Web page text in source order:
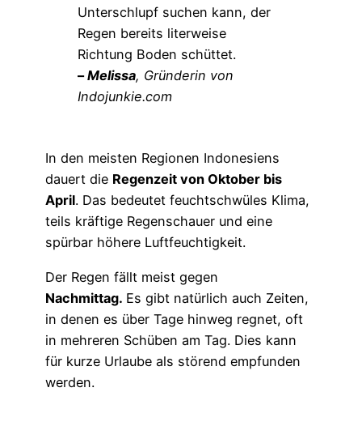
Unterschlupf suchen kann, der
Regen bereits literweise
Richtung Boden schüttet.
–Melissa, Gründerin von
Indojunkie.com
In den meisten Regionen Indonesiens
dauert die Regenzeit von Oktober bis
April. Das bedeutet feuchtschwüles Klima,
teils kräftige Regenschauer und eine
spürbar höhere Luftfeuchtigkeit.
Der Regen fällt meist gegen
Nachmittag. Es gibt natürlich auch Zeiten,
in denen es über Tage hinweg regnet, oft
in mehreren Schüben am Tag. Dies kann
für kurze Urlaube als störend empfunden
werden.